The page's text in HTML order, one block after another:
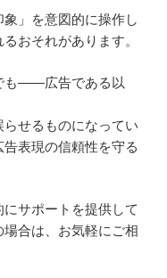
」を意図的に操作し
おそれがあります。
も——広告である以
らせるものになってい
表現の信頼性を守る
サポートを提供して
合は、お気軽にご相